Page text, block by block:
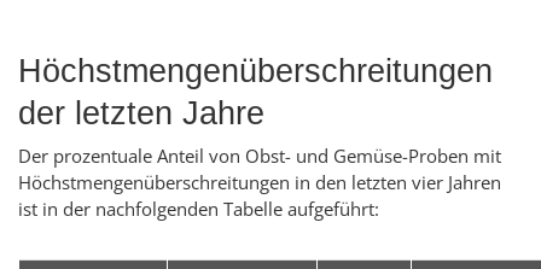
Höchstmengenüberschreitungen
der letzten Jahre
Der prozentuale Anteil von Obst- und Gemüse-Proben mit
Höchstmengenüberschreitungen in den letzten vier Jahren
ist in der nachfolgenden Tabelle aufgeführt: